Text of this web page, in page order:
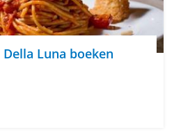
Luna boeken